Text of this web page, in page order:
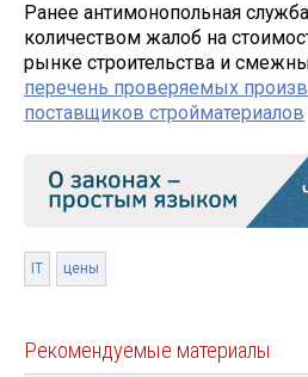
Ранее антимонопольная
количеством жалоб на
рынке строительства и
перечень проверяемых
поставщиков стройматериалов
IT цены
Рекомендуемые материалы